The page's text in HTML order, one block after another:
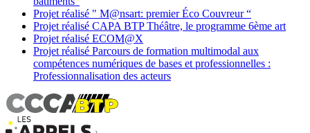
Projet réalisé " M@nsart: premier Éco Couvreur “
Projet réalisé CAPA BTP Théâtre, le programme 6ème art
Projet réalisé ECOM@X
Projet réalisé Parcours de formation multimodal aux
compétences numériques de bases et professionnelles :
Professionnalisation des acteurs